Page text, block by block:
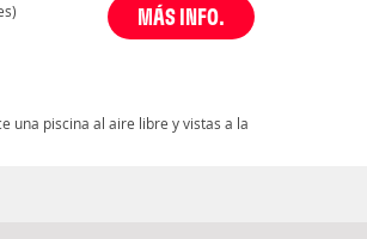
MÁS INFO.
una piscina al aire libre y vistas a la